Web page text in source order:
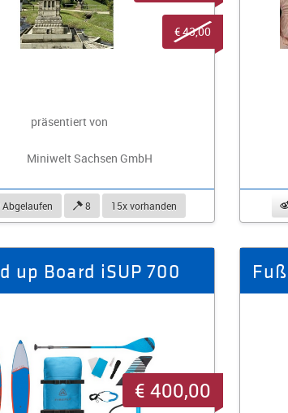
präsentiert von
Miniwelt Sachsen GmbH
Abgelaufen 8 15x vorhanden
€ 43,00
up Board iSUP 700
€ 400,00